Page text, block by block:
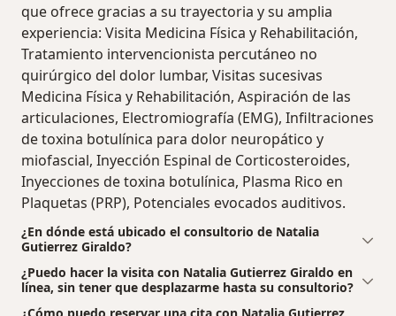
que ofrece gracias a su trayectoria y su amplia
experiencia: Visita Medicina Física y Rehabilitación,
Tratamiento intervencionista percutáneo no
quirúrgico del dolor lumbar, Visitas sucesivas
Medicina Física y Rehabilitación, Aspiración de las
articulaciones, Electromiografía (EMG), Infiltraciones
de toxina botulínica para dolor neuropático y
miofascial, Inyección Espinal de Corticosteroides,
Inyecciones de toxina botulínica, Plasma Rico en
Plaquetas (PRP), Potenciales evocados auditivos.
¿En dónde está ubicado el consultorio de Natalia
Gutierrez Giraldo?
¿Puedo hacer la visita con Natalia Gutierrez Giraldo en
línea, sin tener que desplazarme hasta su consultorio?